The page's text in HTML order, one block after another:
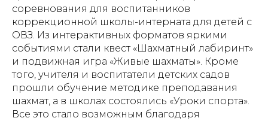
соревнования для воспитанников
коррекционной школы-интерната для детей с
ОВЗ. Из интерактивных форматов яркими
событиями стали квест «Шахматный лабиринт»
и подвижная игра «Живые шахматы». Кроме
того, учителя и воспитатели детских садов
прошли обучение методике преподавания
шахмат, а в школах состоялись «Уроки спорта».
Все это стало возможным благодаря